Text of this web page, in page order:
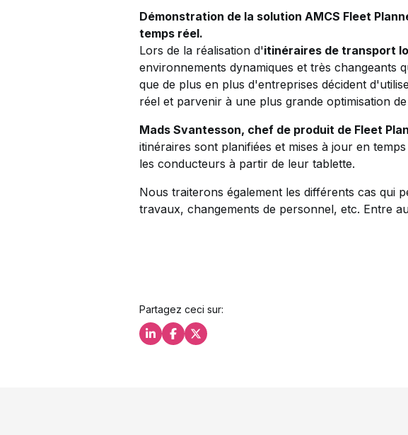
Démonstration de la solution AMCS Fleet
temps réel.
Lors de la réalisation d'itinéraires de transport
environnements dynamiques et très changeants
que de plus en plus d'entreprises décident
réel et parvenir à une plus grande optimisation
Mads Svantesson, chef de produit de Fleet
itinéraires sont planifiées et mises à jour en
les conducteurs à partir de leur tablette.
Nous traiterons également les différents cas qui
travaux, changements de personnel, etc. Entre
Partagez ceci sur:
Partagez ceci sur LinkedIn
Partagez ceci sur Facebook
Partagez ceci sur X